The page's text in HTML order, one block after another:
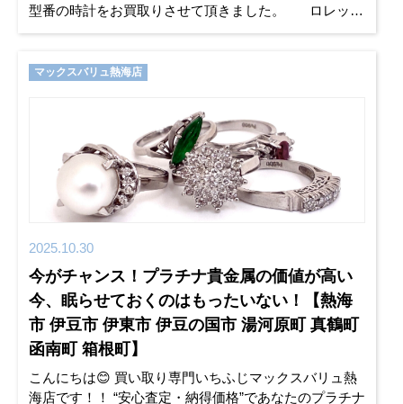
型番の時計をお買取りさせて頂きました。 ロレック
ス 16233 とは？ 1945年に誕生した「デイ
マックスバリュ熱海店
2025.10.30
今がチャンス！プラチナ貴金属の価値が高い
今、眠らせておくのはもったいない！【熱海
市 伊豆市 伊東市 伊豆の国市 湯河原町 真鶴町
函南町 箱根町】
こんにちは😊 買い取り専門いちふじマックスバリュ熱
海店です！！ “安心査定・納得価格”であなたのプラチナ